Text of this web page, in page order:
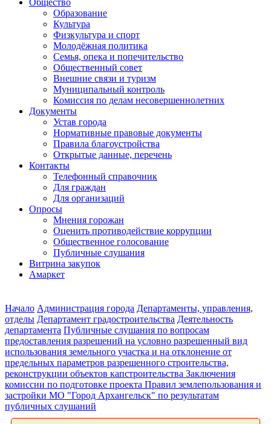
Общество
Образование
Культура
Физкультура и спорт
Молодёжная политика
Семья, опека и попечительство
Общественный совет
Внешние связи и туризм
Муниципальный контроль
Комиссия по делам несовершеннолетних
Документы
Устав города
Нормативные правовые документы
Правила благоустройства
Открытые данные, перечень
Контакты
Телефонный справочник
Для граждан
Для организаций
Опросы
Мнения горожан
Оценить противодействие коррупции
Общественное голосование
Публичные слушания
Витрина закупок
Амаркет
Начало Администрация города Департаменты, управления,
отделы Департамент градостроительства Деятельность
департамента Публичные слушания по вопросам
предоставления разрешений на условно разрешенный вид
использования земельного участка и на отклонение от
предельных параметров разрешенного строительства,
реконструкции объектов капстроительства Заключения
комиссии по подготовке проекта Правил землепользования и
застройки МО "Город Архангельск" по результатам
публичных слушаний